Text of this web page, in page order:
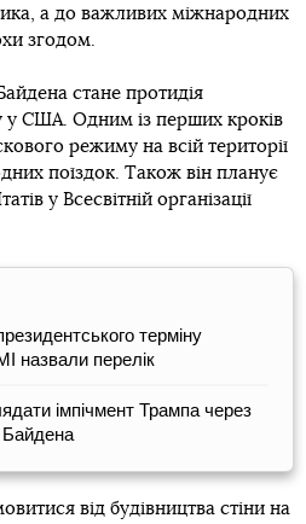
а до важливих міжнародних
згодом.
стане протидія
у США. Одним із перших кроків
режиму на всій території
поїздок. Також він планує
у Всесвітній організації
терміну
назвали перелік
імпічмент Трампа через
Байдена
від будівництва стіни на